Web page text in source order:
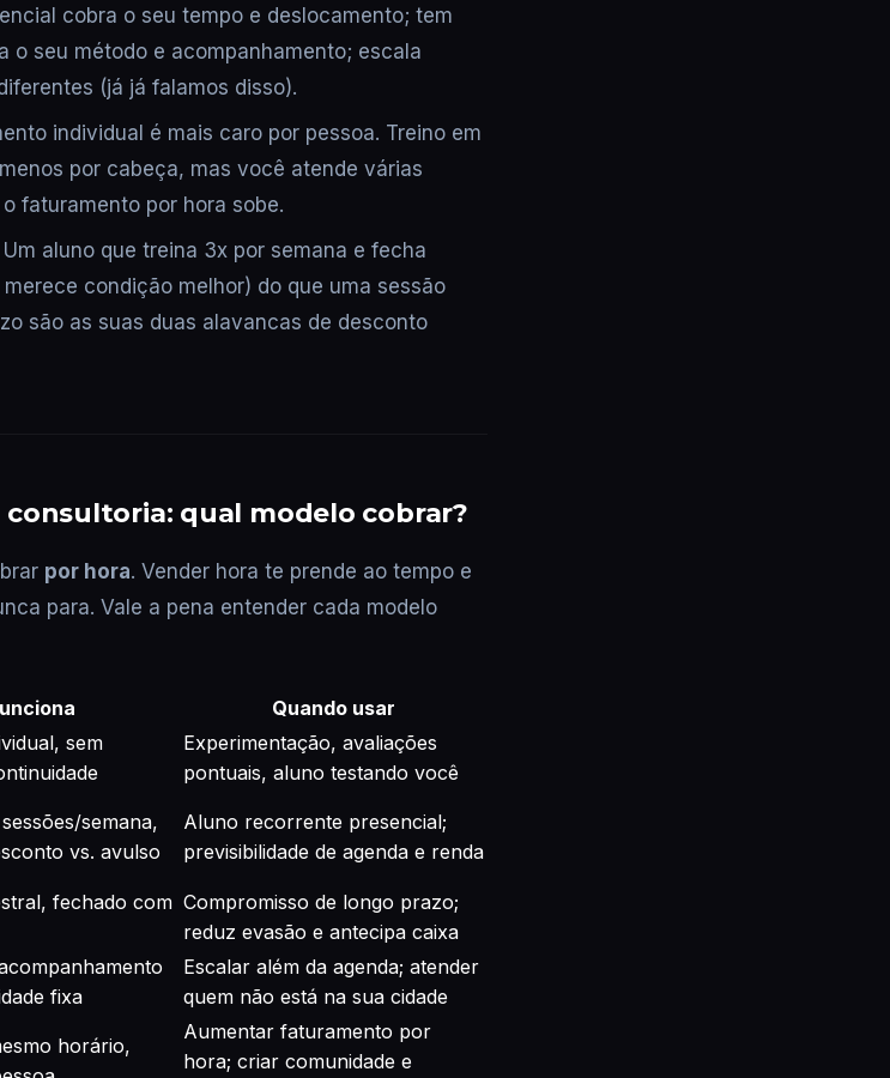
cobra o seu tempo e deslocamento; tem
o seu método e acompanhamento; escala
(já já falamos disso).
individual é mais caro por pessoa. Treino em
por cabeça, mas você atende várias
faturamento por hora sobe.
Um aluno que treina 3x por semana e fecha
condição melhor) do que uma sessão
são as suas duas alavancas de desconto
consultoria: qual modelo cobrar?
por hora. Vender hora te prende ao tempo e
para. Vale a pena entender cada modelo
Quando usar
sem
Experimentação, avaliações
pontuais, aluno testando você
semana,
vs. avulso
Aluno recorrente presencial;
previsibilidade de agenda e renda
fechado com Compromisso de longo prazo;
reduz evasão e antecipa caixa
fixa
Escalar além da agenda; atender
quem não está na sua cidade
horário,
Aumentar faturamento por
hora; criar comunidade e